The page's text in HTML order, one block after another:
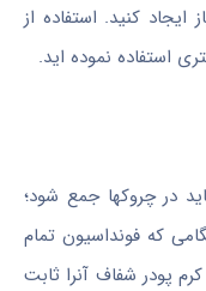
کنید. استفاده از
استفاده نموده اید.
در چروکها جمع شود؛
که فونداسیون تمام
پودر شفاف آنرا ثابت